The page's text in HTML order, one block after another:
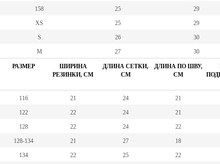
158 25 29
XS 25 29
S 26 30
M 27 30
РАЗМЕР
ШИРИНА
РЕЗИНКИ, СМ
ДЛИНА СЕТКИ,
СМ
ДЛИНА ПО ШВУ,
СМ
116 21 24 21
122 22 24 21
128 22 24 22
128-134 21 27 18
134 22 25 22